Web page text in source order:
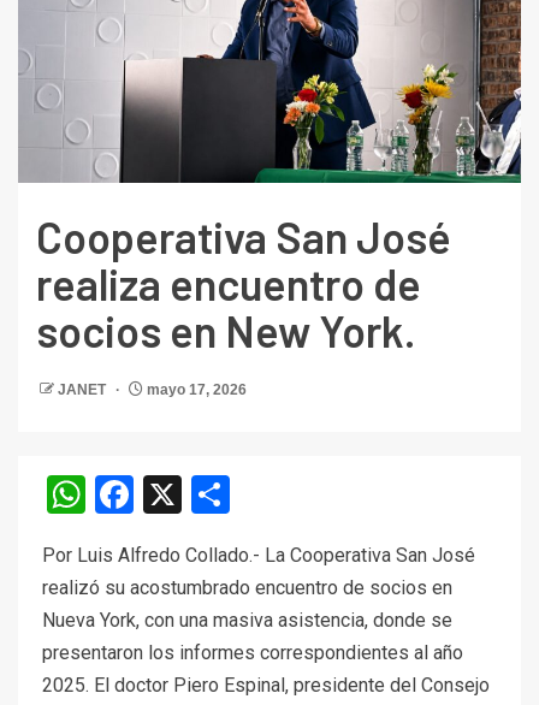
Cooperativa San José
realiza encuentro de
socios en New York.
JANET mayo 17, 2026
WhatsApp
Facebook
X
Por Luis Alfredo Collado.- La Cooperativa San José
realizó su acostumbrado encuentro de socios en
Nueva York, con una masiva asistencia, donde se
presentaron los informes correspondientes al año
2025. El doctor Piero Espinal, presidente del Consejo